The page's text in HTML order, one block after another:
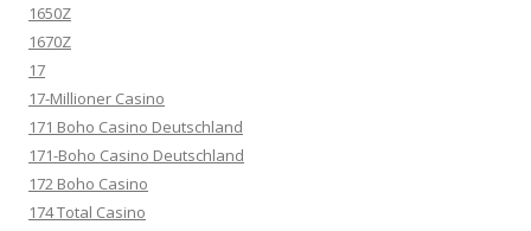
1650Z
1670Z
17
17-Millioner Casino
171 Boho Casino Deutschland
171-Boho Casino Deutschland
172 Boho Casino
174 Total Casino